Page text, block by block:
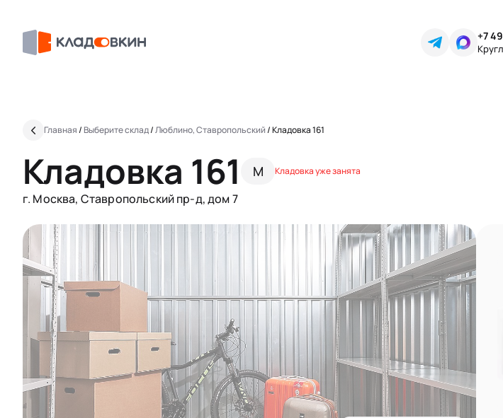
+7
Главная/ Выберите склад/Люблино, Ставропольский/Кладовка 161
Кладовка 161 M Кладовка уже занята
г. Москва, Ставропольский пр-д, дом 7